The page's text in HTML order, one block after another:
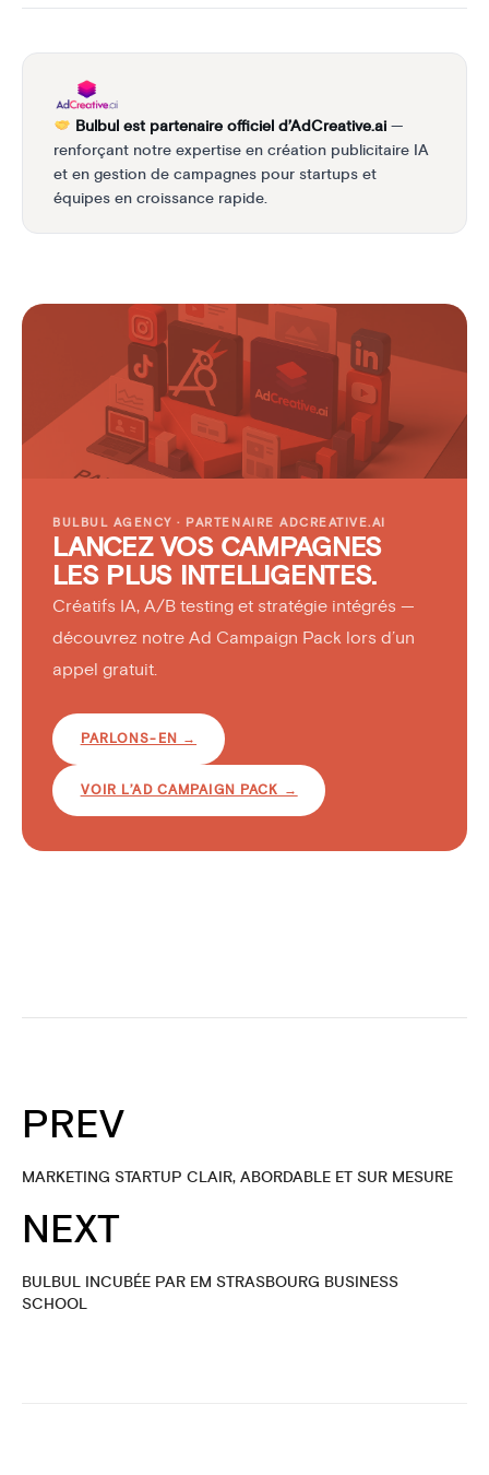
Bulbul est partenaire officiel d’AdCreative.ai —
renforçant notre expertise en création publicitaire IA
et en gestion de campagnes pour startups et
équipes en croissance rapide.
BULBUL AGENCY · PARTENAIRE ADCREATIVE.AI
LANCEZ VOS CAMPAGNES
LES PLUS INTELLIGENTES.
Créatifs IA, A/B testing et stratégie intégrés —
découvrez notre Ad Campaign Pack lors d’un
appel gratuit.
PARLONS-EN →
VOIR L’AD CAMPAIGN PACK →
PREV
MARKETING STARTUP CLAIR, ABORDABLE ET SUR MESURE
NEXT
BULBUL INCUBÉE PAR EM STRASBOURG BUSINESS
SCHOOL